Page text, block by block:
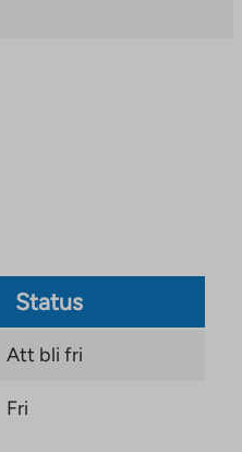
Status
Att bli fri
Fri